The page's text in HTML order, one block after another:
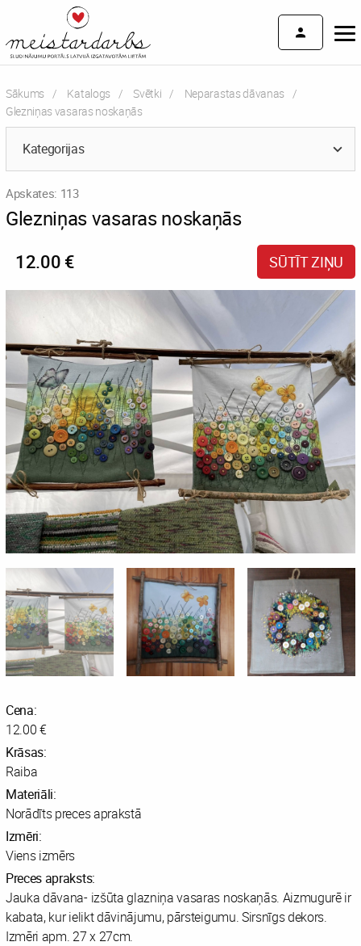
Sākums Katalogs Svētki
Neparastas dāvanas
Current:
Glezniņas vasaras noskaņās
Kategorijas
Apskates: 113
Glezniņas vasaras noskaņās
12.00 € SŪTĪT ZIŅU
Cena:
12.00 €
Krāsas:
Raiba
Materiāli:
Norādīts preces aprakstā
Izmēri:
Viens izmērs
Preces apraksts:
Jauka dāvana- izšūta glazniņa vasaras noskaņās. Aizmugurē ir
kabata, kur ielikt dāvinājumu, pārsteigumu. Sirsnīgs dekors.
Izmēri apm. 27 x 27cm.